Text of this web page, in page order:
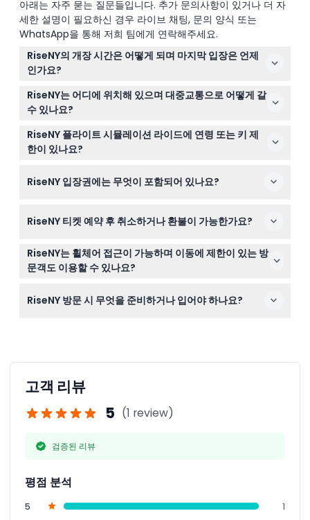
아래는 자주 묻는 질문들입니다. 추가 문의사항이 있거나 더 자
세한 설명이 필요하신 경우 라이브 채팅, 문의 양식 또는
WhatsApp을 통해 저희 팀에게 연락해주세요.
RiseNY의 개장 시간은 어떻게 되며 마지막 입장은 언제
인가요?
RiseNY는 일요일부터 목요일까지 오전 10시부터 오후 6시
까지, 금요일과 토요일은 오전 10시부터 오후 8시까지 운영
되며, 마지막 입장은 폐장 1시간 전까지입니다(변경될 수 있
으니 예약 시 확인 바랍니다).
RiseNY는 어디에 위치해 있으며 대중교통으로 어떻게 갈
수 있나요?
RiseNY는 뉴욕시 타임스스퀘어 6번가와 7번가 사이 웨스
트 45번가 160번지에 위치해 있으며, 타임스스퀘어 - 42번
가 지하철역과 42번가 - 포트 오써리티 버스 터미널 지하
RiseNY 플라이트 시뮬레이션 라이드에 연령 또는 키 제
한이 있나요?
라이드 이용자는 최소 키 101.6cm 이상이어야 합니다.
RiseNY 입장권에는 무엇이 포함되어 있나요?
레이션 라이드에 입장할 수 있으며, 방문 중 무료 WiFi도 제
RiseNY 티켓 예약 후 취소하거나 환불이 가능한가요?
RiseNY 티켓은 환불 불가이며 취소도 불가능하니 예약한
날짜와 시간에 티켓을 꼭 사용해 주세요.
RiseNY는 휠체어 접근이 가능하며 이동에 제한이 있는 방
문객도 이용할 수 있나요?
한 방문객도 전시물과 라이드를 편안하게 즐길 수 있습니
RiseNY 방문 시 무엇을 준비하거나 입어야 하나요?
고객 리뷰
5 (1 review)
검증된 리뷰
평점 분석
5
1